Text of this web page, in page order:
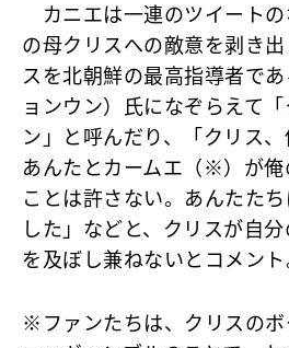
カニエは一連のツイート
の母クリスへの敵意を剥き
スを北朝鮮の最高指導者で
ョンウン）氏になぞらえて
ン」と呼んだり、「クリス、
あんたとカームエ（※）が俺
ことは許さない。あんたた
した」などと、クリスが自
を及ぼし兼ねないとコメント
※ファンたちは、クリスのボ